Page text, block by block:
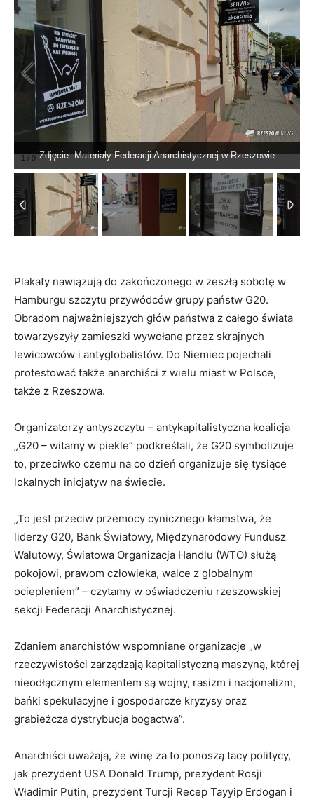
1 / 9 Zdjęcie: Materiały Federacji Anarchistycznej w Rzeszowie
Plakaty nawiązują do zakończonego w zeszłą sobotę w
Hamburgu szczytu przywódców grupy państw G20.
Obradom najważniejszych głów państwa z całego świata
towarzyszyły zamieszki wywołane przez skrajnych
lewicowców i antyglobalistów. Do Niemiec pojechali
protestować także anarchiści z wielu miast w Polsce,
także z Rzeszowa.
Organizatorzy antyszczytu – antykapitalistyczna koalicja
„G20 – witamy w piekle” podkreślali, że G20 symbolizuje
to, przeciwko czemu na co dzień organizuje się tysiące
lokalnych inicjatyw na świecie.
„To jest przeciw przemocy cynicznego kłamstwa, że
liderzy G20, Bank Światowy, Międzynarodowy Fundusz
Walutowy, Światowa Organizacja Handlu (WTO) służą
pokojowi, prawom człowieka, walce z globalnym
ociepleniem” – czytamy w oświadczeniu rzeszowskiej
sekcji Federacji Anarchistycznej.
Zdaniem anarchistów wspomniane organizacje „w
rzeczywistości zarządzają kapitalistyczną maszyną, której
nieodłącznym elementem są wojny, rasizm i nacjonalizm,
bańki spekulacyjne i gospodarcze kryzysy oraz
grabieżcza dystrybucja bogactwa”.
Anarchiści uważają, że winę za to ponoszą tacy politycy,
jak prezydent USA Donald Trump, prezydent Rosji
Władimir Putin, prezydent Turcji Recep Tayyip Erdogan i